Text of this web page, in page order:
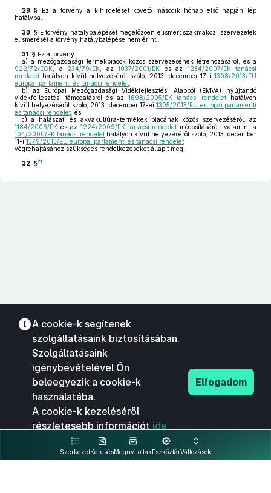
29. § Ez a törvény a kihirdetését követő második hónap első napján lép
hatályba.
30. § E törvény hatálybalépését megelőzően elismert szakmaközi szervezetek
elismerését a törvény hatálybalépése nem érinti.
31. § Ez a törvény
a) a mezőgazdasági termékpiacok közös szervezésének létrehozásáról, és a
922/72/EGK , a 234/79/EK , az 1037/2001/EK és az 1234/2007/EK tanácsi
rendelet hatályon kívül helyezéséről szóló, 2013. december 17-i 1308/2013/EU
európai parlamenti és tanácsi rendelet,
b) az Európai Mezőgazdasági Vidékfejlesztési Alapból (EMVA) nyújtandó
vidékfejlesztési támogatásról és az 1698/2005/EK tanácsi rendelet hatályon
kívül helyezéséről szóló, 2013. december 17-ei1305/2013/EU európai parlamenti
és tanácsi rendelet, és
c) a halászati és akvakultúra-termékek piacának közös szervezéséről, az
1184/2006/EK és az 1224/2009/EK tanácsi rendelet módosításáról, valamint a
104/2000/EK tanácsi rendelet hatályon kívül helyezéséről szóló, 2013. december
11-i 1379/2013/EU európai parlamenti és tanácsi rendelet
végrehajtásához szükséges rendelkezéseket állapít meg.
32. §71
SzerkezetKeresésMegnyitottakEszköztárVáltozások
A cookie-k segítenek
szolgáltatásaink biztosításában.
Szolgáltatásaink
igénybevételével Ön
beleegyezik a cookie-k
használatába.
A cookie-k kezeléséről
részletesebb információt ide
kattintva olvashat.
Elfogadom